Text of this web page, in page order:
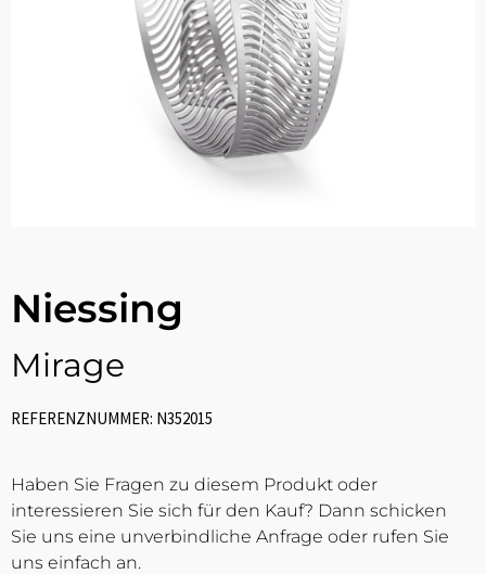
Niessing
Mirage
REFERENZNUMMER: N352015
Haben Sie Fragen zu diesem Produkt oder
interessieren Sie sich für den Kauf? Dann schicken
Sie uns eine unverbindliche Anfrage oder rufen Sie
uns einfach an.